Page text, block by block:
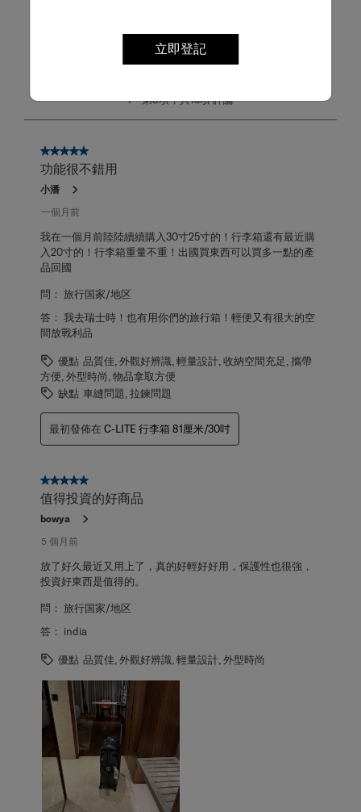
立即登記
篩選條件
至
第
項，
1–第8項，共13項評論
5星，共5星。
功能很不錯用
小潘
一個月前
我在一個月前陸陸續續購入30寸25寸的！行李箱還有最近購
入20寸的！行李箱重量不重！出國買東西可以買多一點的產
品回國
問： 旅行国家/地区
答： 我去瑞士時！也有用你們的旅行箱！輕便又有很大的空
間放戰利品
優點 品質佳, 外觀好辨識, 輕量設計, 收納空間充足, 攜帶
方便, 外型時尚, 物品拿取方便
缺點 車縫問題, 拉鍊問題
最初發佈在 C-LITE 行李箱 81厘米/30吋
5星，共5星。
值得投資的好商品
bowya
5 個月前
放了好久最近又用上了，真的好輕好好用，保護性也很強，
投資好東西是值得的。
問： 旅行国家/地区
答：
india
優點 品質佳, 外觀好辨識, 輕量設計, 外型時尚